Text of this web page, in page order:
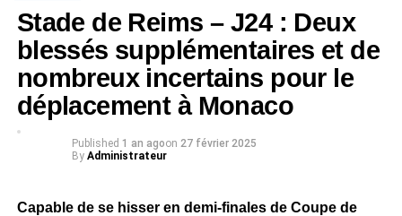
Stade de Reims – J24 : Deux
blessés supplémentaires et de
nombreux incertains pour le
déplacement à Monaco
Published 1 an agoon 27 février 2025
By Administrateur
Capable de se hisser en demi-finales de Coupe de